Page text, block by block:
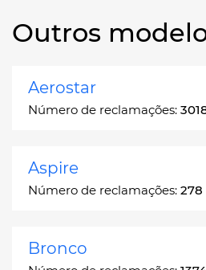
Outros
Aerostar
Número de reclamações:
Aspire
Número de reclamações: 278
Bronco